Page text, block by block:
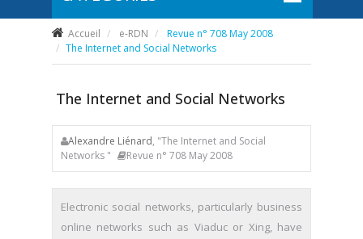
Accueil e-RDN
Revue n° 708 May 2008
The Internet and Social Networks
The Internet and Social Networks
Alexandre Liénard, "The Internet and Social
Networks "
Revue n° 708 May 2008
Electronic social networks, particularly business
online networks such as Viaduc or Xing, have